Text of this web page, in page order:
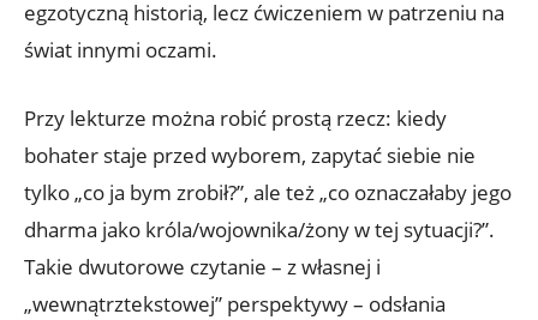
egzotyczną historią, lecz ćwiczeniem w patrzeniu na
świat innymi oczami.
Przy lekturze można robić prostą rzecz: kiedy
bohater staje przed wyborem, zapytać siebie nie
tylko „co ja bym zrobił?”, ale też „co oznaczałaby jego
dharma jako króla/wojownika/żony w tej sytuacji?”.
Takie dwutorowe czytanie – z własnej i
„wewnątrztekstowej” perspektywy – odsłania